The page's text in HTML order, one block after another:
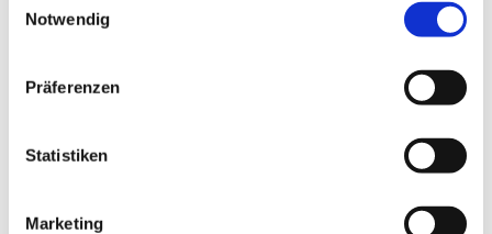
Notwendig
Präferenzen
Statistiken
Marketing